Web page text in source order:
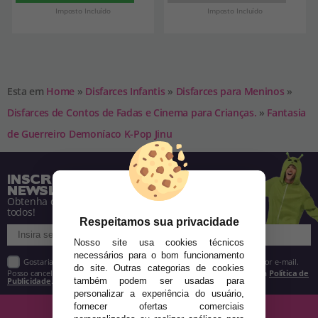
Imposto Incluído Imposto Incluído
Esta em Home » Disfarces Infantis » Disfarces para Meninos »
Disfarces de Contos de Fadas e Cinema para Crianças. » Fantasia
de Guerreiro Demoníaco K-Pop Jinu
INSCREVA-SE NA NOSSA
NEWSLETTER
Obtenha descontos e saiba de tudo antes de
todos!
Gostaria de receber descontos exclusivos, novidades e tendências por e-mail.
Posso cancelar a inscrição a qualquer momento, conforme estipulado na Política de
Publicidade
Respeitamos sua privacidade
Nosso site usa cookies técnicos
necessários para o bom funcionamento
do site. Outras categorias de cookies
também podem ser usadas para
personalizar a experiência do usuário,
fornecer ofertas comerciais